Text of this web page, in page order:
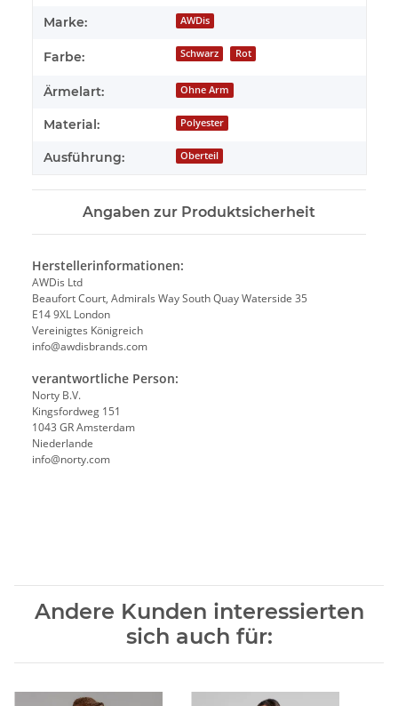
Marke: AWDis
Farbe: Schwarz Rot
Ärmelart: Ohne Arm
Material: Polyester
Ausführung: Oberteil
Angaben zur Produktsicherheit
Herstellerinformationen:
AWDis Ltd
Beaufort Court, Admirals Way South Quay Waterside 35
E14 9XL London
Vereinigtes Königreich
info@awdisbrands.com
verantwortliche Person:
Norty B.V.
Kingsfordweg 151
1043 GR Amsterdam
Niederlande
info@norty.com
Andere Kunden interessierten
sich auch für: